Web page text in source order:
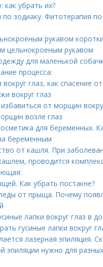
убрать их?
зодиаку. Фитотерапия
рукавом
цельнокроеным рукавом
для маленькой
процесса:
глаз, как спасение
вокруг глаз
от морщин
возле глаз
для беременных.
беременным
от кашля. При
проводится
Как убрать постакне?
от прыща. Почему
лапки вокруг глаз в
гусиные лапки вокруг
лазерная эпиляция.
эпиляции нужно для